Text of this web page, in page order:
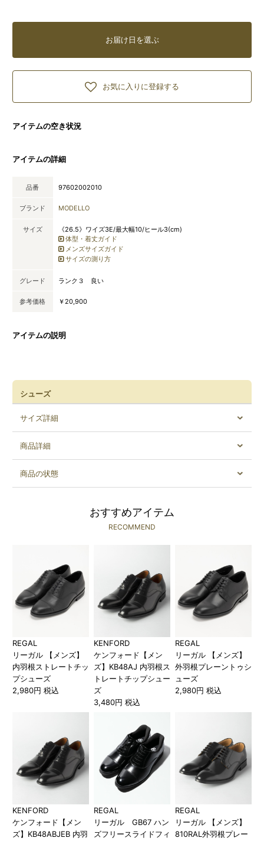
お届け日を選ぶ
お気に入りに登録する
アイテムの空き状況
アイテムの詳細
品番 97602002010
ブランド MODELLO
サイズ
《26.5》ワイズ3E/最大幅10/ヒール3(cm)
体型・着丈ガイド
メンズサイズガイド
サイズの測り方
グレード ランク３ 良い
参考価格 ￥20,900
アイテムの説明
シューズ
サイズ詳細
商品詳細
商品の状態
おすすめアイテム
RECOMMEND
REGAL
リーガル 【メンズ】
内羽根ストレートチッ
プシューズ
2,980円 税込
KENFORD
ケンフォード【メン
ズ】KB48AJ 内羽根ス
トレートチップシュー
ズ
3,480円 税込
REGAL
リーガル 【メンズ】
外羽根プレーントゥシ
ューズ
2,980円 税込
KENFORD
ケンフォード【メン
ズ】KB48ABJEB 内羽
REGAL
リーガル GB67 ハン
ズフリースライドフィ
REGAL
リーガル 【メンズ】
810RAL外羽根プレー